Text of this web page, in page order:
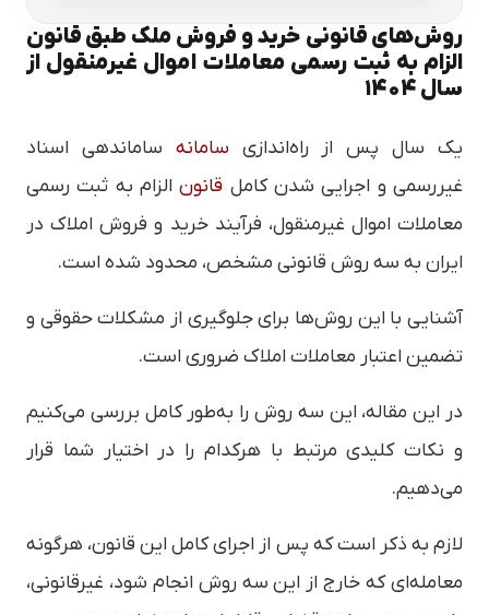
روش‌های قانونی خرید و فروش ملک طبق قانون
الزام به ثبت رسمی معاملات اموال غیرمنقول از
سال ۱۴۰۴
یک سال پس از راه‌اندازی سامانه ساماندهی اسناد
غیررسمی و اجرایی شدن کامل قانونالزام به ثبت رسمی
معاملات اموال غیرمنقول، فرآیند خرید و فروش املاک در
ایران به سه روش قانونی مشخص، محدود شده است.
آشنایی با این روش‌ها برای جلوگیری از مشکلات حقوقی و
تضمین اعتبار معاملات املاک ضروری است.
در این مقاله، این سه روش را به‌طور کامل بررسی می‌کنیم
و نکات کلیدی مرتبط با هرکدام را در اختیار شما قرار
می‌دهیم.
لازم به ذکر است که پس از اجرای کامل این قانون، هرگونه
معامله‌ای که خارج از این سه روش انجام شود، غیرقانونی،